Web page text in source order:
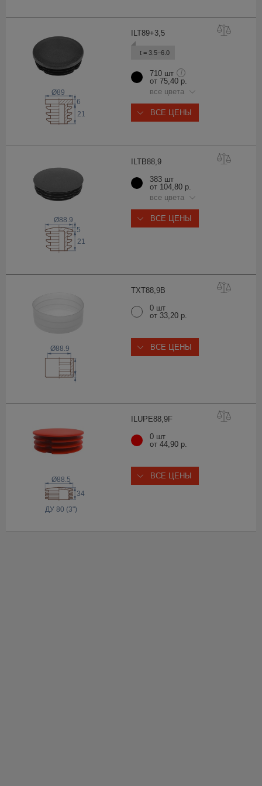
ILT89+3,5
t = 3.5−6.0
6
21
Ø89
710 шт i
от 75,40 р.
все цвета
ВСЕ ЦЕНЫ
ILTB88,9
Ø88.9
21
5
383 шт
от 104,80 р.
все цвета
ВСЕ ЦЕНЫ
TXT88,9B
Ø88.9
0 шт
от 33,20 р.
ВСЕ ЦЕНЫ
ILUPE88,9F
34
Ø88.5
ДУ 80 (3")
0 шт
от 44,90 р.
ВСЕ ЦЕНЫ